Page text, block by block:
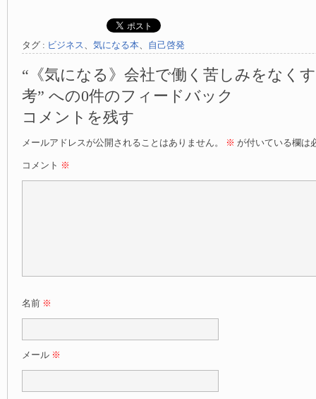
タグ : ビジネス、 気になる本、 自己啓発
“《気になる》会社で働く苦しみをなく
考” への0件のフィードバック
コメントを残す
メールアドレスが公開されることはありません。 ※ が付いている欄は
コメント ※
名前 ※
メール ※